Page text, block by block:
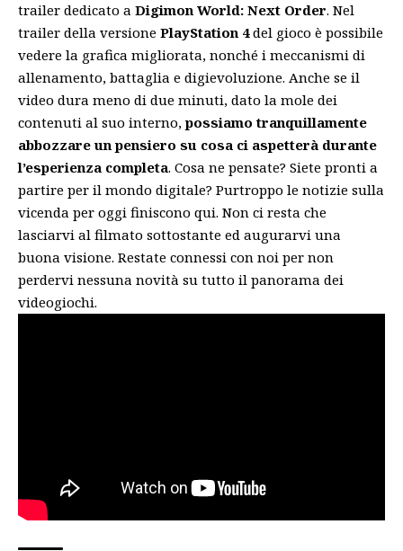
trailer dedicato a Digimon World: Next Order. Nel
trailer della versione PlayStation 4del gioco è possibile
vedere la grafica migliorata, nonché i meccanismi di
allenamento, battaglia e digievoluzione. Anche se il
video dura meno di due minuti, dato la mole dei
contenuti al suo interno,possiamo tranquillamente
abbozzare un pensiero su cosa ci aspetterà durante
l’esperienza completa. Cosa ne pensate? Siete pronti a
partire per il mondo digitale? Purtroppo le notizie sulla
vicenda per oggi finiscono qui. Non ci resta che
lasciarvi al filmato sottostante ed augurarvi una
buona visione. Restate connessi con noi per non
perdervi nessuna novità su tutto il panorama dei
videogiochi.